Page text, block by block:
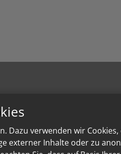
Dazu verwenden wir
externer Inhalte oder zu